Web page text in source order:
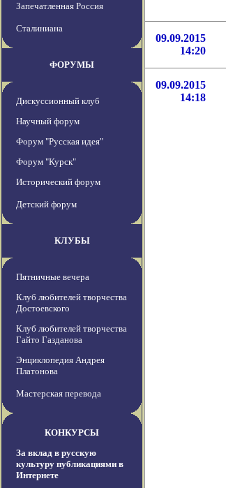
Запечатленная Россия
Сталиниана
ФОРУМЫ
Дискуссионный клуб
Научный форум
Форум "Русская идея"
Форум "Курск"
Исторический форум
Детский форум
КЛУБЫ
Пятничные вечера
Клуб любителей творчества
Достоевского
Клуб любителей творчества
Гайто Газданова
Энциклопедия Андрея
Платонова
Мастерская перевода
КОНКУРСЫ
За вклад в русскую
культуру публикациями в
Интернете
09.09.2015
14:20
09.09.2015
14:18